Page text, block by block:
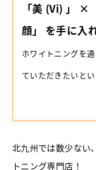
「美 (Vi) 」 ×
顔」 を手に入
ホワイトニングを
ていただきたいと
北九州では数少ない
トニング専門店！